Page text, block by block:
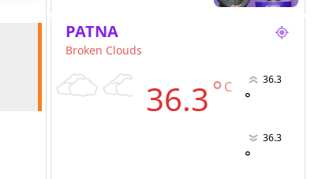
PATNA
Broken Clouds
36.3° C 36.3
°
36.3
°